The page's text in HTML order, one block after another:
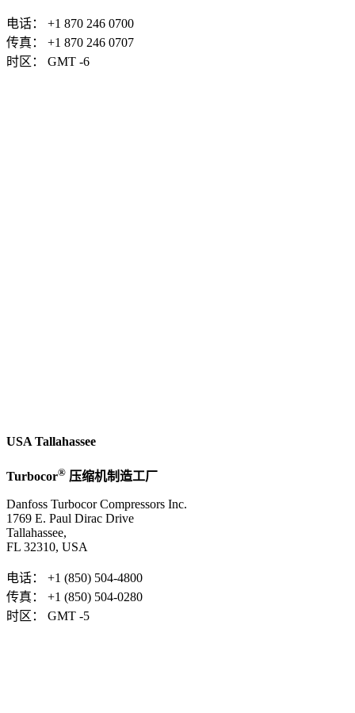
电话： +1 870 246 0700
传真： +1 870 246 0707
时区： GMT -6
USA Tallahassee
Turbocor® 压缩机制造工厂
Danfoss Turbocor Compressors Inc.
1769 E. Paul Dirac Drive
Tallahassee,
FL 32310, USA
电话： +1 (850) 504-4800
传真： +1 (850) 504-0280
时区： GMT -5